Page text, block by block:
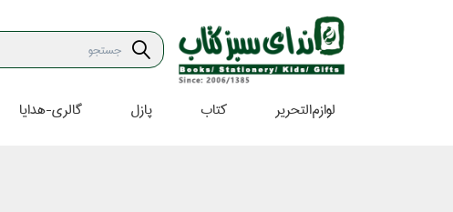
لوازم‌التحرير كتاب پازل گالري-هدايا